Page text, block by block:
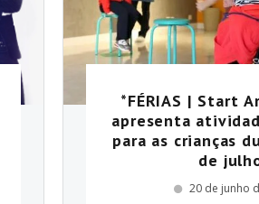
*FÉRIAS | Start
apresenta
para as crianças
de
20 de junho